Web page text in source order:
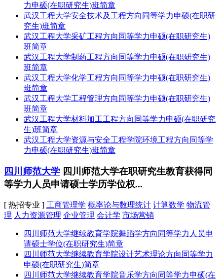
力申硕(在职研究生)班简章
武汉工程大学安全技术及工程方向同等学力申硕(在职研
究生)班简章
武汉工程大学采矿工程方向同等学力申硕(在职研究生)
班简章
武汉工程大学制药工程方向同等学力申硕(在职研究生)
班简章
武汉工程大学化学工程方向同等学力申硕(在职研究生)
班简章
武汉工程大学工程管理方向同等学力申硕(在职研究生)
班简章
武汉工程大学材料加工工程方向同等学力申硕(在职研究
生)班简章
武汉工程大学资源与安全工程学院环境工程方向同等学
力申硕(在职研究生)班简章
四川师范大学 四川师范大学在职研究生教育获得同
等学力人员申请硕士学历学位权...
[ 热招专业 ] 工商管理学 概率论与数理统计 计算数学 物流管
理 人力资源管理 企业管理 会计学 市场营销
四川师范大学继续教育学院舞蹈学方向同等学力人员申
请硕士学位(在职研究生)简章
四川师范大学继续教育学院设计艺术理论方向同等学力
申硕(在职研究生)简章
四川师范大学继续教育学院音乐学方向同等学力申硕(在